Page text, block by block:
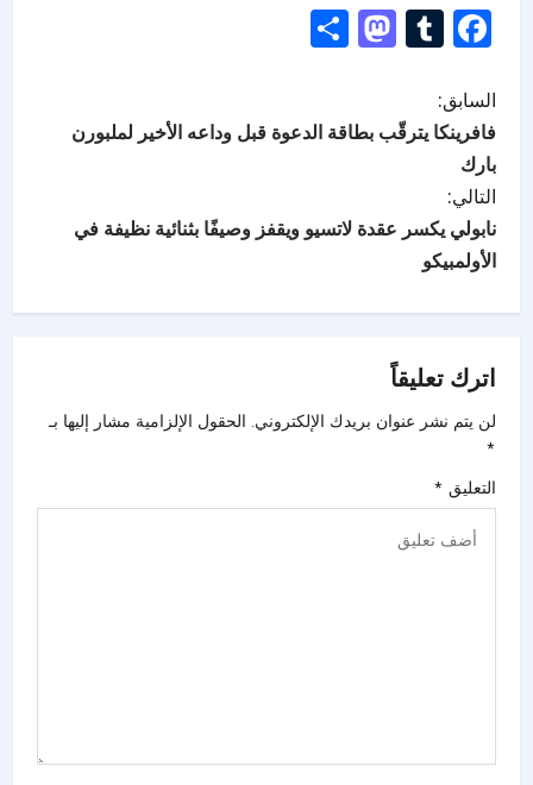
Facebook
Tumblr
Mastodon
السابق:
فافرينكا يترقّب بطاقة الدعوة قبل وداعه الأخير لملبورن
بارك
التالي:
نابولي يكسر عقدة لاتسيو ويقفز وصيفًا بثنائية نظيفة في
الأولمبيكو
اترك تعليقاً
لن يتم نشر عنوان بريدك الإلكتروني. الحقول الإلزامية مشار إليها بـ
*
التعليق *